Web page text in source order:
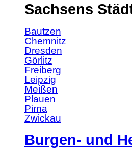
Sachsens
Bautzen
Chemnitz
Dresden
Görlitz
Freiberg
Leipzig
Meißen
Plauen
Pirna
Zwickau
Burgen- und